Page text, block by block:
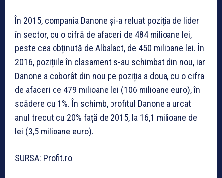
În 2015, compania Danone și-a reluat poziția de lider
în sector, cu o cifră de afaceri de 484 milioane lei,
peste cea obținută de Albalact, de 450 milioane lei. În
2016, pozițiile în clasament s-au schimbat din nou, iar
Danone a coborât din nou pe poziția a doua, cu o cifra
de afaceri de 479 milioane lei (106 milioane euro), în
scădere cu 1%. În schimb, profitul Danone a urcat
anul trecut cu 20% față de 2015, la 16,1 milioane de
lei (3,5 milioane euro).
SURSA: Profit.ro